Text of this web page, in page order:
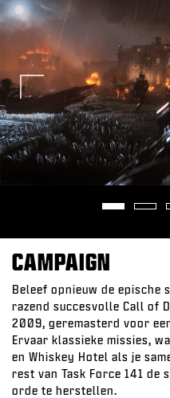
CAMPAIGN
Beleef opnieuw de epische
razend succesvolle Call of
2009, geremasterd voor
Ervaar klassieke missies,
en Whiskey Hotel als je
rest van Task Force 141 de
orde te herstellen.